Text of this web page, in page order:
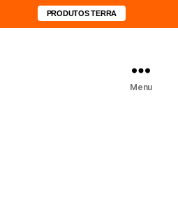
PRODUTOS TERRA
Menu